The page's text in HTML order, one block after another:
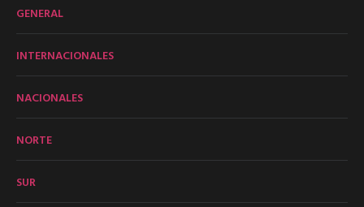
GENERAL
INTERNACIONALES
NACIONALES
NORTE
SUR